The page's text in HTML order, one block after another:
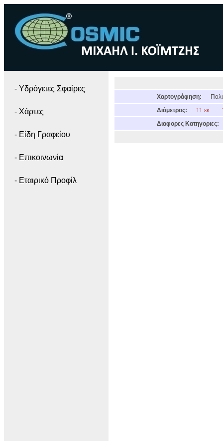
- Yδρόγειες Σφαίρες
- Χάρτες
- Είδη Γραφείου
- Επικοινωνία
- Εταιρικό Προφίλ
Χαρτογράφηση:
Διάμετρος:
11 εκ.
Διαφορες Κατηγοριες: